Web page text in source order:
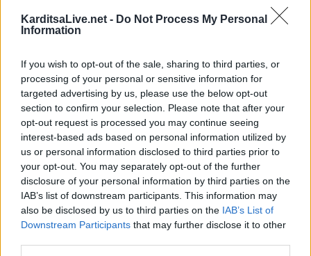
KarditsaLive.net - Do Not Process My Personal
Information
If you wish to opt-out of the sale, sharing to third parties, or
processing of your personal or sensitive information for
targeted advertising by us, please use the below opt-out
section to confirm your selection. Please note that after your
opt-out request is processed you may continue seeing
interest-based ads based on personal information utilized by
us or personal information disclosed to third parties prior to
your opt-out. You may separately opt-out of the further
disclosure of your personal information by third parties on the
IAB’s list of downstream participants. This information may
also be disclosed by us to third parties on the IAB’s List of
Downstream Participants that may further disclose it to other
7 Αυγούστου 2026, 19:30
Μάχης Νίκου
7 Αυγούστου 2026, 19:18
Κύπελλο Ελλάδας: Το πλήρες πρόγραμμα
του 2ου προκριματικού γύρου - Στο γήπεδο
του Μακεδονικού το Αναγέννηση - Άρης
7 Αυγούστου 2026, 18:41
Το Σάββατο 8 Αυγούστου η κηδεία της
Αθανασίας Βρέκου
7 Αυγούστου 2026, 18:20
Συμμαχία Υπέρ των Πολιτών: Σκιές για το
κόστος, τους όρους, τον τρόπο και τον